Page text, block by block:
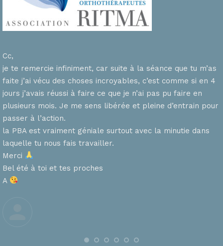
Cc,
je te remercie infiniment, car suite à la séance que tu m’as
faite j’ai vécu des choses incroyables, c’est comme si en 4
jours j’avais réussi à faire ce que je n’ai pas pu faire en
plusieurs mois. Je me sens libérée et pleine d’entrain pour
passer à l’action.
la PBA est vraiment géniale surtout avec la minutie dans
laquelle tu nous fais travailler.
Merci
Bel été à toi et tes proches
A